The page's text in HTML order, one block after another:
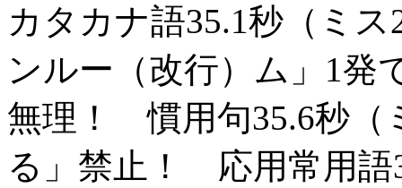
カタカナ語35.1秒（ミ
ンルー（改行）ム」1発
無理！ 慣用句35.6秒（
る」禁止！ 応用常用語